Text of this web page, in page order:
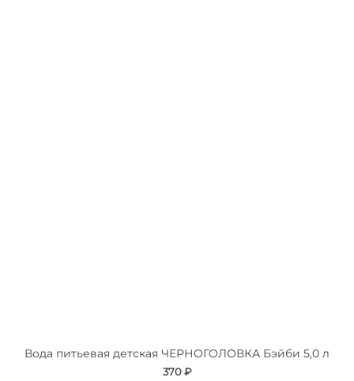
Вода питьевая детская ЧЕРНОГОЛОВКА Бэйби 5,0 л
370 ₽